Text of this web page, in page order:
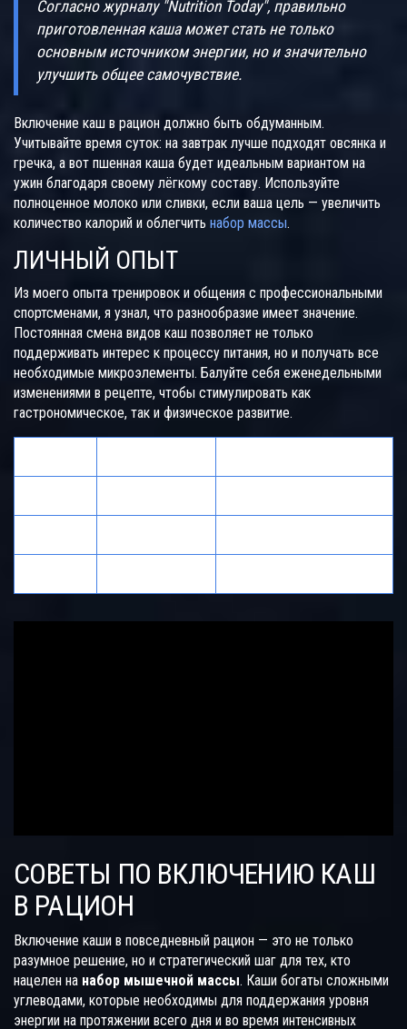
Согласно журналу "Nutrition Today", правильно
приготовленная каша может стать не только
основным источником энергии, но и значительно
улучшить общее самочувствие.
Включение каш в рацион должно быть обдуманным.
Учитывайте время суток: на завтрак лучше подходят овсянка и
гречка, а вот пшенная каша будет идеальным вариантом на
ужин благодаря своему лёгкому составу. Используйте
полноценное молоко или сливки, если ваша цель — увеличить
количество калорий и облегчить набор массы.
ЛИЧНЫЙ ОПЫТ
Из моего опыта тренировок и общения с профессиональными
спортсменами, я узнал, что разнообразие имеет значение.
Постоянная смена видов каш позволяет не только
поддерживать интерес к процессу питания, но и получать все
необходимые микроэлементы. Балуйте себя еженедельными
изменениями в рецепте, чтобы стимулировать как
гастрономическое, так и физическое развитие.
СОВЕТЫ ПО ВКЛЮЧЕНИЮ КАШ
В РАЦИОН
Включение каши в повседневный рацион — это не только
разумное решение, но и стратегический шаг для тех, кто
нацелен на набор мышечной массы. Каши богаты сложными
углеводами, которые необходимы для поддержания уровня
энергии на протяжении всего дня и во время интенсивных